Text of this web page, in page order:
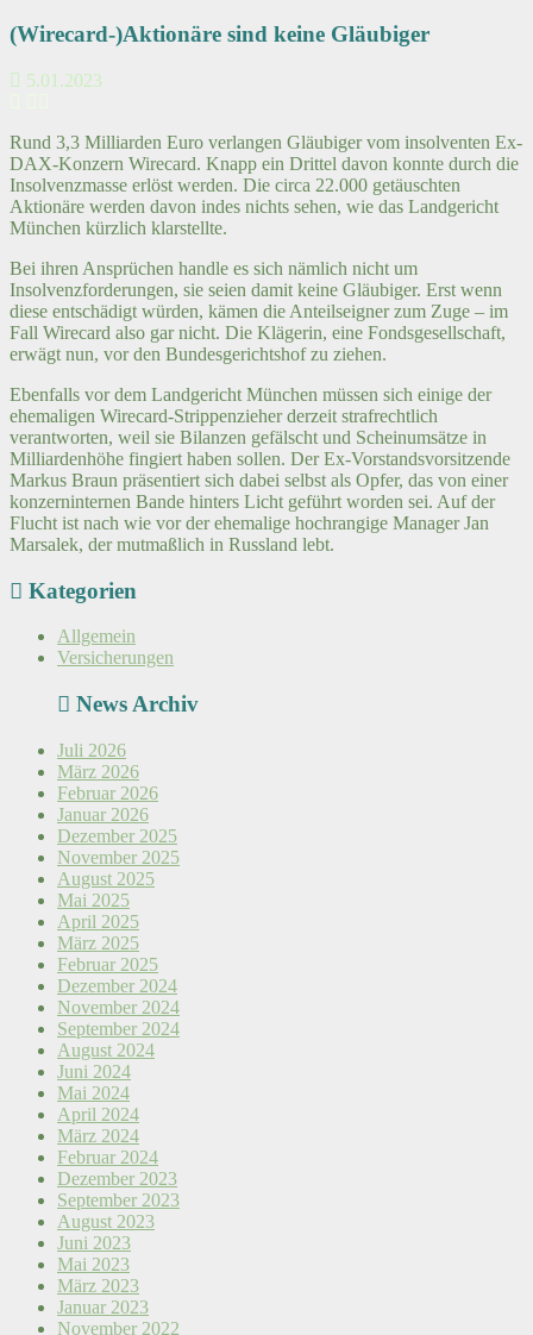
(Wirecard-)Aktionäre sind keine Gläubiger
5.01.2023
Rund 3,3 Milliarden Euro verlangen Gläubiger vom insolventen Ex-
DAX-Konzern Wirecard. Knapp ein Drittel davon konnte durch die
Insolvenzmasse erlöst werden. Die circa 22.000 getäuschten
Aktionäre werden davon indes nichts sehen, wie das Landgericht
München kürzlich klarstellte.
Bei ihren Ansprüchen handle es sich nämlich nicht um
Insolvenzforderungen, sie seien damit keine Gläubiger. Erst wenn
diese entschädigt würden, kämen die Anteilseigner zum Zuge – im
Fall Wirecard also gar nicht. Die Klägerin, eine Fondsgesellschaft,
erwägt nun, vor den Bundesgerichtshof zu ziehen.
Ebenfalls vor dem Landgericht München müssen sich einige der
ehemaligen Wirecard-Strippenzieher derzeit strafrechtlich
verantworten, weil sie Bilanzen gefälscht und Scheinumsätze in
Milliardenhöhe fingiert haben sollen. Der Ex-Vorstandsvorsitzende
Markus Braun präsentiert sich dabei selbst als Opfer, das von einer
konzerninternen Bande hinters Licht geführt worden sei. Auf der
Flucht ist nach wie vor der ehemalige hochrangige Manager Jan
Marsalek, der mutmaßlich in Russland lebt.
Kategorien
Allgemein
Versicherungen
News Archiv
Juli 2026
März 2026
Februar 2026
Januar 2026
Dezember 2025
November 2025
August 2025
Mai 2025
April 2025
März 2025
Februar 2025
Dezember 2024
November 2024
September 2024
August 2024
Juni 2024
Mai 2024
April 2024
März 2024
Februar 2024
Dezember 2023
September 2023
August 2023
Juni 2023
Mai 2023
März 2023
Januar 2023
November 2022